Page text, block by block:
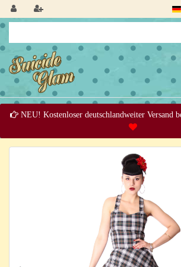
NEU! Kostenloser deutschlandweiter Versand